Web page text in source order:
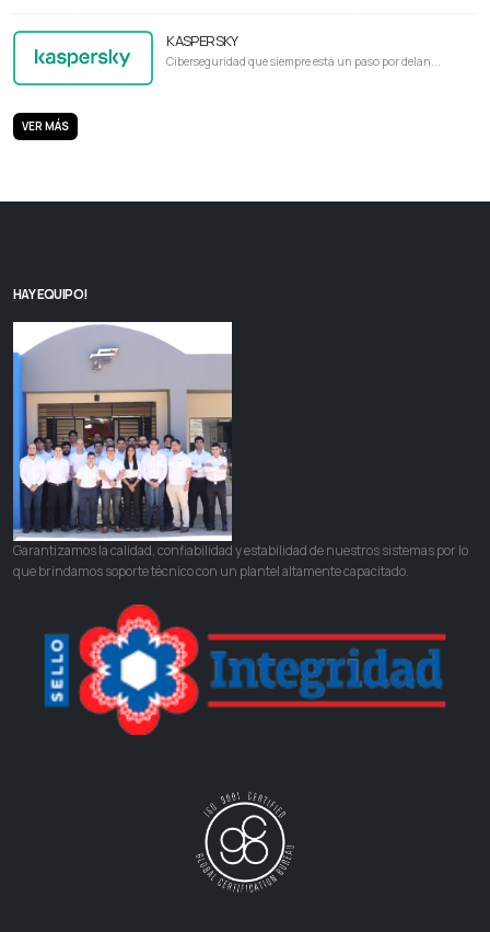
KASPERSKY
Ciberseguridad que siempre está un paso por delan...
VER MÁS
HAY EQUIPO!
Garantizamos la calidad, confiabilidad y estabilidad de nuestros sistemas por lo
que brindamos soporte técnico con un plantel altamente capacitado.